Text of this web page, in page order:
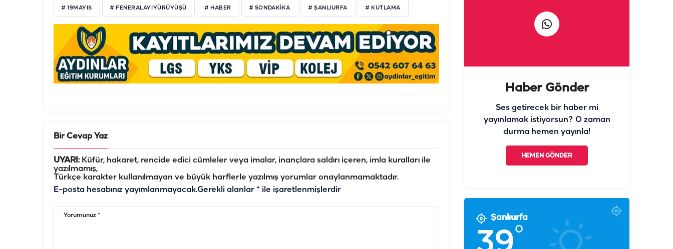
# 19MAYIS # FENERALAYIYÜRÜYÜŞÜ # HABER # SONDAKİKA # ŞANLIURFA # KUTLAMA
Bir Cevap Yaz
UYARI:Küfür, hakaret, rencide edici cümleler veya imalar, inançlara saldırı içeren, imla kuralları ile
yazılmamış,
Türkçe karakter kullanılmayan ve büyük harflerle yazılmış yorumlar onaylanmamaktadır.
E-posta hesabınız yayımlanmayacak.Gerekli alanlar * ile işaretlenmişlerdir
Yorumunuz *
Haber Gönder
Ses getirecek bir haber mi
yayınlamak istiyorsun? O zaman
durma hemen yayınla!
HEMEN GÖNDER
Şanlıurfa
°